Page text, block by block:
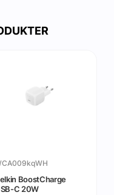
BoostCharge
C 20W